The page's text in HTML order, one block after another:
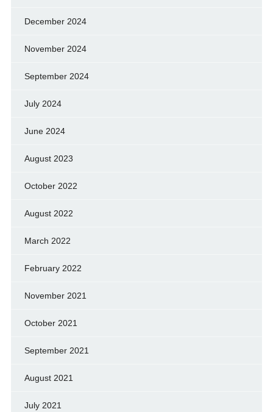
December 2024
November 2024
September 2024
July 2024
June 2024
August 2023
October 2022
August 2022
March 2022
February 2022
November 2021
October 2021
September 2021
August 2021
July 2021